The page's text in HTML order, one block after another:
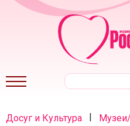
Досуг и Культура |